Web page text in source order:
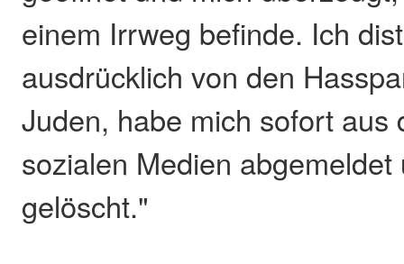
einem Irrweg befinde. Ich
ausdrücklich von den
Juden, habe mich sofort aus
sozialen Medien abgemeldet
gelöscht."